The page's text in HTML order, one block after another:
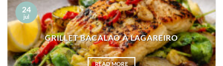
GRILLET BACALAO À LAGAREIRO
READ MORE
24
jul